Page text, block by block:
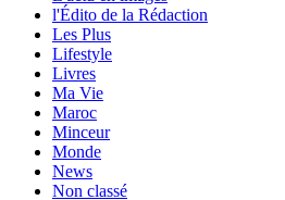
l'Édito de la Rédaction
Les Plus
Lifestyle
Livres
Ma Vie
Maroc
Minceur
Monde
News
Non classé